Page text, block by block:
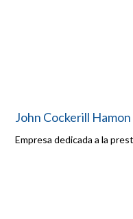
John Cockerill Hamon
Empresa dedicada a la